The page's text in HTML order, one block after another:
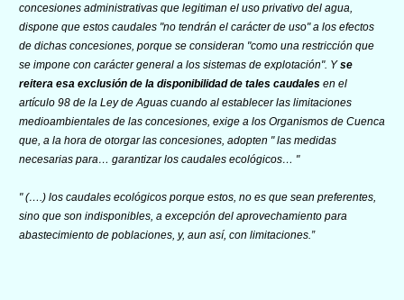
concesiones administrativas que legitiman el uso privativo del agua,
dispone que estos caudales "no tendrán el carácter de uso" a los efectos
de dichas concesiones, porque se consideran "como una restricción que
se impone con carácter general a los sistemas de explotación". Yse
reitera esa exclusión de la disponibilidad de tales caudales en el
artículo 98 de la Ley de Aguas cuando al establecer las limitaciones
medioambientales de las concesiones, exige a los Organismos de Cuenca
que, a la hora de otorgar las concesiones, adopten " las medidas
necesarias para… garantizar los caudales ecológicos… "
" (….) los caudales ecológicos porque estos, no es que sean preferentes,
sino que son indisponibles, a excepción del aprovechamiento para
abastecimiento de poblaciones, y, aun así, con limitaciones.”